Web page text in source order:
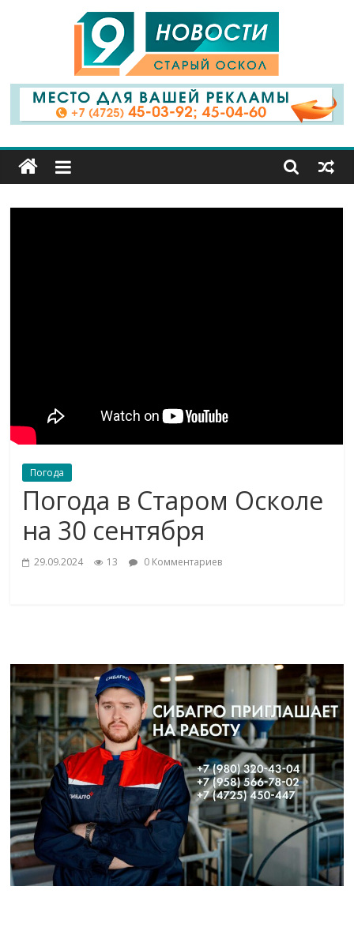
9
Канал
Старый
Погода
Погода в Старом Осколе
на 30 сентября
29.09.2024 13 0 Комментариев